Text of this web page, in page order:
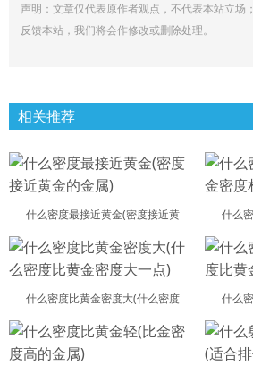
声明：文章仅代表原作者观点，不代表本站立场
反馈本站，我们将会作修改或删除处理。
相关推荐
什么密度最接近黄金(密度接近黄 什么
什么密度比黄金密度大(什么密度 什么